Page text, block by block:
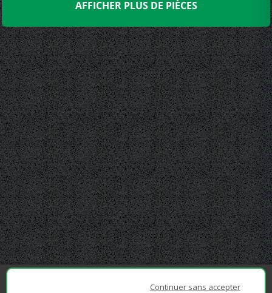
AFFICHER PLUS DE PIÈCES
Continuer sans accepter